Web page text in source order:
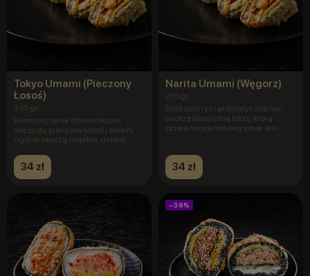
Tokyo Umami (Pieczony
Łosoś)
240 gr.
Kremowy serek śmietankowy,
soczysty pieczony łosoś i świeży
ogórek tworzą miękkie, delikat
34 zł
Narita Umami (Węgorz)
210 gr.
Delikatny ryż i aromatyczne nori
tworzą klasyczną bazę, którą
przełamuje kremowy serek śmi
34 zł
−36%